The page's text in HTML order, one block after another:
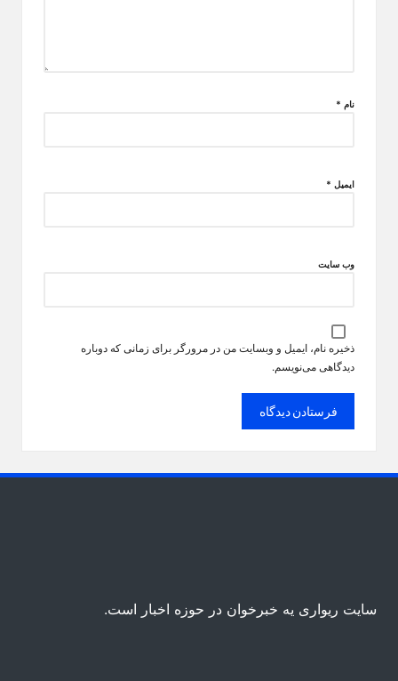
نام *
ایمیل *
وب‌ سایت
ذخیره نام، ایمیل و وبسایت من در مرورگر برای زمانی که دوباره
دیدگاهی می‌نویسم.
سایت ریواری یه خبرخوان در حوزه اخبار است.